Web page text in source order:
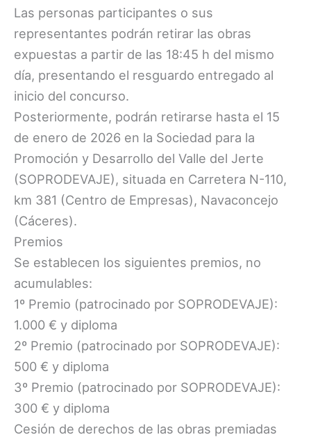
Las personas participantes o sus
representantes podrán retirar las obras
expuestas a partir de las 18:45 h del mismo
día, presentando el resguardo entregado al
inicio del concurso.
Posteriormente, podrán retirarse hasta el 15
de enero de 2026 en la Sociedad para la
Promoción y Desarrollo del Valle del Jerte
(SOPRODEVAJE), situada en Carretera N-110,
km 381 (Centro de Empresas), Navaconcejo
(Cáceres).
Premios
Se establecen los siguientes premios, no
acumulables:
1º Premio (patrocinado por SOPRODEVAJE):
1.000 € y diploma
2º Premio (patrocinado por SOPRODEVAJE):
500 € y diploma
3º Premio (patrocinado por SOPRODEVAJE):
300 € y diploma
Cesión de derechos de las obras premiadas